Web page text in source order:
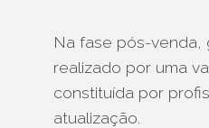
Na fase pós-venda,
realizado por uma
constituída por
atualização.